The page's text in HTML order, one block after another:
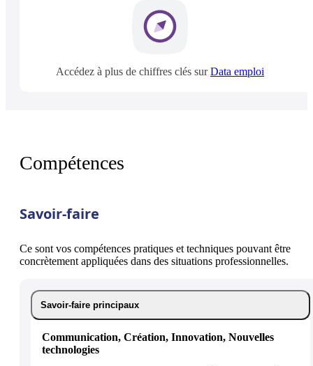
Accédez à plus de chiffres clés surData emploi
Compétences
Savoir-faire
Ce sont vos compétences pratiques et techniques pouvant être
concrètement appliquées dans des situations professionnelles.
Savoir-faire principaux
Communication, Création, Innovation, Nouvelles
technologies